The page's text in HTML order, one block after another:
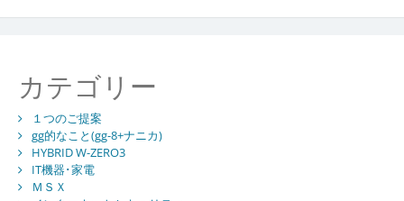
カテゴリー
１つのご提案
gg的なこと(gg-8+ナニカ)
HYBRID W-ZERO3
IT機器･家電
ＭＳＸ